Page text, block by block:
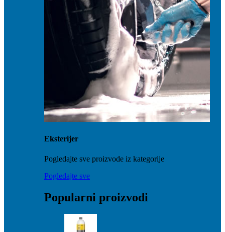
Eksterijer
Pogledajte sve proizvode iz kategorije
Pogledajte sve
Popularni proizvodi